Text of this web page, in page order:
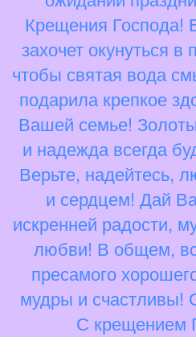
Крещения Господа!
захочет окунуться
чтобы святая вода
подарила крепкое
Вашей семье!
и надежда всегда
Верьте, надейтесь,
и сердцем! Дай
искренней радости,
любви! В общем,
пресамого
мудры и счастливы!
С крещением